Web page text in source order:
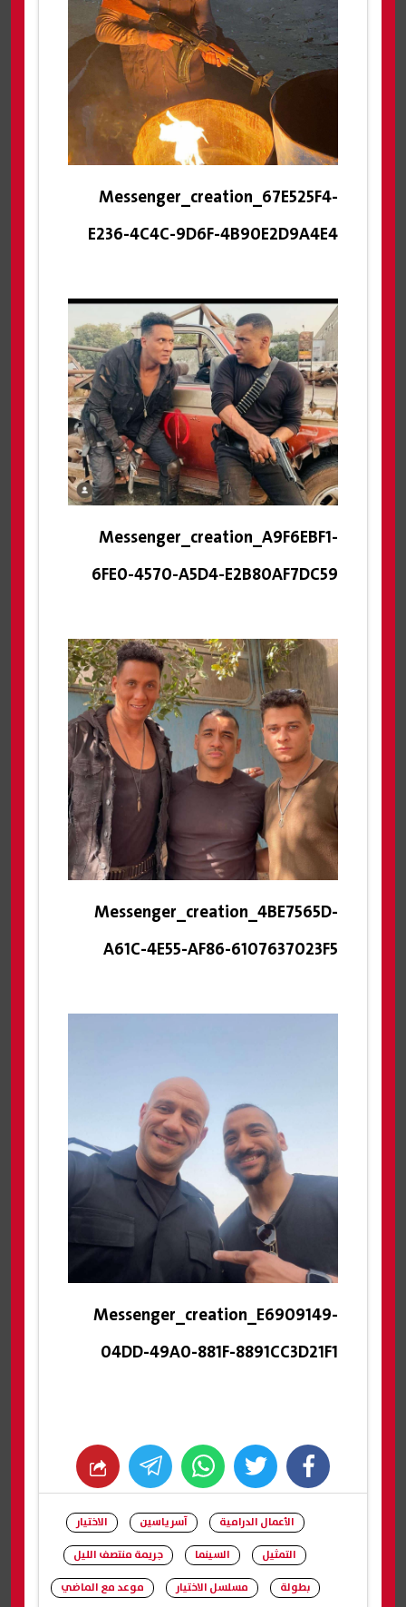
Messenger_creation_67E525F4-
E236-4C4C-9D6F-4B90E2D9A4E4
Messenger_creation_A9F6EBF1-
6FE0-4570-A5D4-E2B80AF7DC59
Messenger_creation_4BE7565D-
A61C-4E55-AF86-6107637023F5
Messenger_creation_E6909149-
04DD-49A0-881F-8891CC3D21F1
facebook
twitter
whats
الأعمال الدرامية آسر ياسين
الاختيار
التمثيل
السينما
جريمة منتصف الليل
بطولة
مسلسل الاختيار موعد مع الماضي